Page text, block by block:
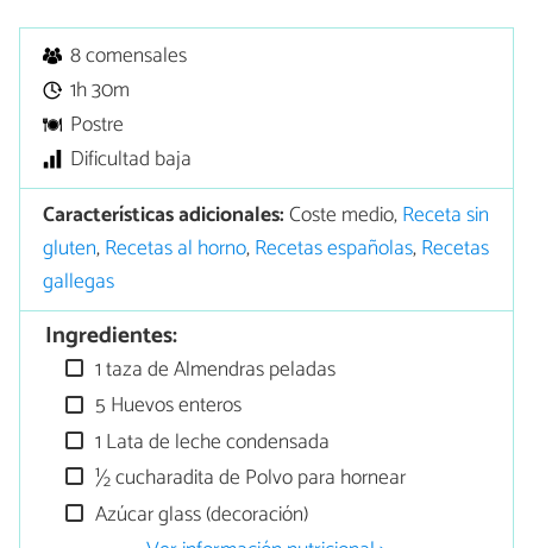
8 comensales
1h 30m
Postre
Dificultad baja
Características adicionales:Coste medio,Receta sin
gluten,Recetas al horno,Recetas españolas,Recetas
gallegas
Ingredientes:
1 taza de Almendras peladas
5 Huevos enteros
1 Lata de leche condensada
½ cucharadita de Polvo para hornear
Azúcar glass (decoración)